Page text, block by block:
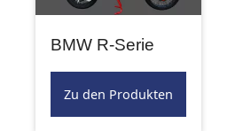
BMW R-Serie
Zu den Produkten